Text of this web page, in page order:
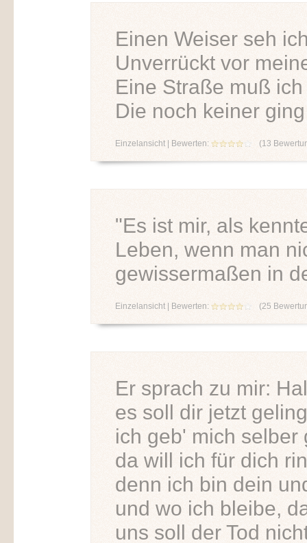
Einen Weiser seh
Unverrückt vor
Eine Straße muß
Die noch keiner
Einzelansicht | Bewerten: (13
"Es ist mir, als
Leben, wenn man
gewissermaßen in
Einzelansicht| Bewerten: (25
Er sprach zu mir:
es soll dir jetzt
ich geb' mich selber
da will ich für dich
denn ich bin dein
und wo ich bleibe,
uns soll der Tod